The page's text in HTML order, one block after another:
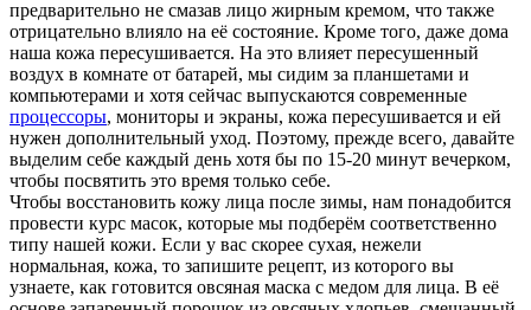
предварительно не смазав лицо жирным кремом, что также
отрицательно влияло на её состояние. Кроме того, даже дома
наша кожа пересушивается. На это влияет пересушенный
воздух в комнате от батарей, мы сидим за планшетами и
компьютерами и хотя сейчас выпускаются современные
процессоры, мониторы и экраны, кожа пересушивается и ей
нужен дополнительный уход. Поэтому, прежде всего, давайте
выделим себе каждый день хотя бы по 15-20 минут вечерком,
чтобы посвятить это время только себе.
Чтобы восстановить кожу лица после зимы, нам понадобится
провести курс масок, которые мы подберём соответственно
типу нашей кожи. Если у вас скорее сухая, нежели
нормальная, кожа, то запишите рецепт, из которого вы
узнаете, как готовится овсяная маска с медом для лица. В её